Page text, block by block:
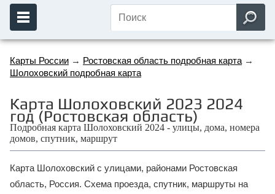
Карты России → Ростовская область подробная карта →
Шолоховский подробная карта
Карта Шолоховский 2023 2024
год (Ростовская область)
Подробная карта Шолоховский 2024 - улицы, дома, номера
домов, спутник, маршрут
Карта Шолоховский с улицами, районами Ростовская
область, Россия. Схема проезда, спутник, маршруты на